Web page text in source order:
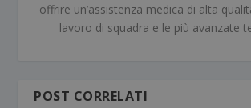
offrire un’assistenza medica di alta
lavoro di squadra e le più avanzate
POST CORRELATI